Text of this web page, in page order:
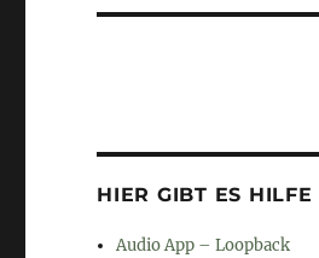
HIER GIBT ES HILFE
Audio App – Loopback